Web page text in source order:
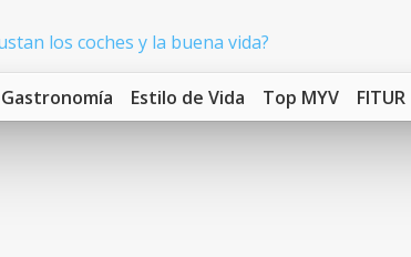
Gastronomía Estilo de Vida Top MYV FITUR